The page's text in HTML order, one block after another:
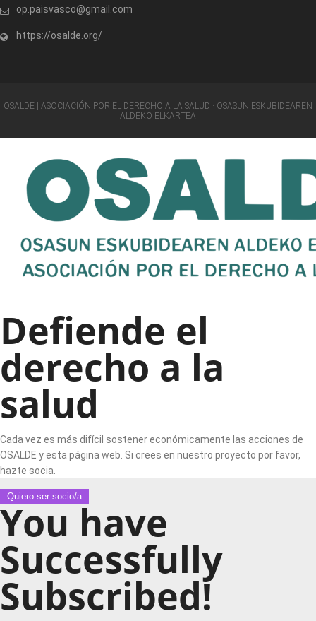
op.paisvasco@gmail.com
https://osalde.org/
OSALDE | ASOCIACIÓN POR EL DERECHO A LA SALUD · OSASUN ESKUBIDEAREN
ALDEKO ELKARTEA
Defiende el
derecho a la
salud
Cada vez es más difícil sostener económicamente las acciones de
OSALDE y esta página web. Si crees en nuestro proyecto por favor,
hazte socia.
Quiero ser socio/a
You have
Successfully
Subscribed!